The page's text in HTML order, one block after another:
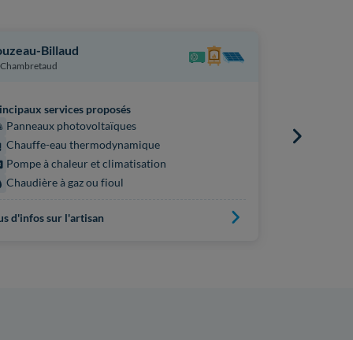
Billaud
Chambretaud
services proposés
Panneaux photovoltaïques
Chauffe-eau thermodynamique
Pompe à chaleur et climatisation
Chaudière à gaz ou fioul
d'infos sur l'artisan